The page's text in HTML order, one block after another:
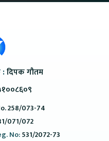
:दिपक गौतम
258/073-74
071/072
No:531/2072-73